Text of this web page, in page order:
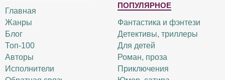
Главная
Жанры
Блог
Топ-100
Авторы
Исполнители
ПОПУЛЯРНОЕ
Фантастика и фэнтези
Детективы, триллеры
Для детей
Роман, проза
Приключения